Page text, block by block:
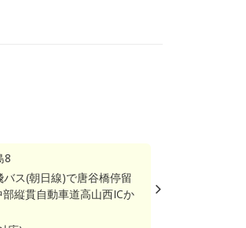
8
バス(朝日線)で唐谷橋停留
縦貫自動車道高山西ICか